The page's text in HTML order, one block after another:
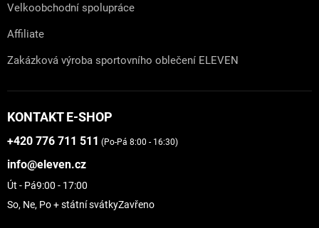
Velkoobchodní spolupráce
Affiliate
Zakázková výroba sportovního oblečení ELEVEN
KONTAKT E-SHOP
+420 776 711 511 (Po-Pá 8:00 - 16:30)
info@eleven.cz
Út - Pá9:00 - 17:00
So, Ne, Po + státní svátkyZavřeno